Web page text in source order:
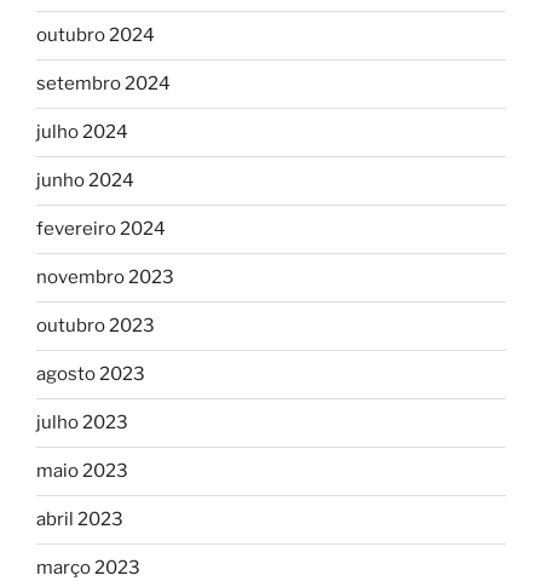
outubro 2024
setembro 2024
julho 2024
junho 2024
fevereiro 2024
novembro 2023
outubro 2023
agosto 2023
julho 2023
maio 2023
abril 2023
março 2023